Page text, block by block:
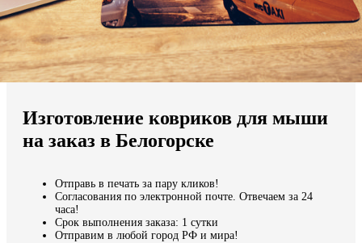
Мы доставляем по всему миру
Продолжить без города
Изготовление ковриков для мыши
на заказ в Белогорске
Отправь в печать за пару кликов!
Согласования по электронной почте. Отвечаем за 24
часа!
Срок выполнения заказа: 1 сутки
Отправим в любой город РФ и мира!